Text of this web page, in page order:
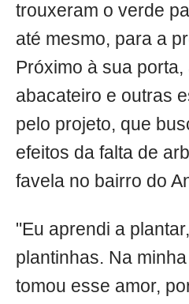
trouxeram o verde
até mesmo, para a
Próximo à sua
abacateiro e outras
pelo projeto, que
efeitos da falta de
favela no bairro do
"Eu aprendi a
plantinhas. Na
tomou esse amor,